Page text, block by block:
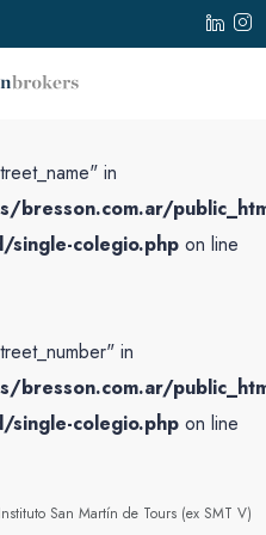
in
bresson.com.ar/
colegio.php on line
in
bresson.com.ar/
colegio.php on line
Instituto San Martín de Tours (ex SMT V)